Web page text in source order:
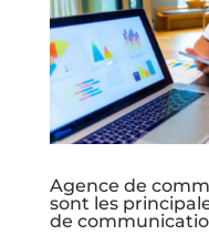
Agence de
sont les
de